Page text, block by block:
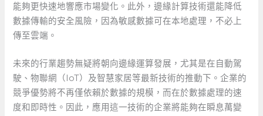
能夠更快速地響應市場變化。此外，邊緣計算技術還能降低
數據傳輸的安全風險，因為敏感數據可在本地處理，不必上
傳至雲端。
未來的行業趨勢無疑將朝向邊緣運算發展，尤其是在自動駕
駛、物聯網（IoT）及智慧家居等最新技術的推動下。企業的
競爭優勢將不再僅依賴於數據的規模，而在於數據處理的速
度和即時性。因此，應用這一技術的企業將能夠在瞬息萬變